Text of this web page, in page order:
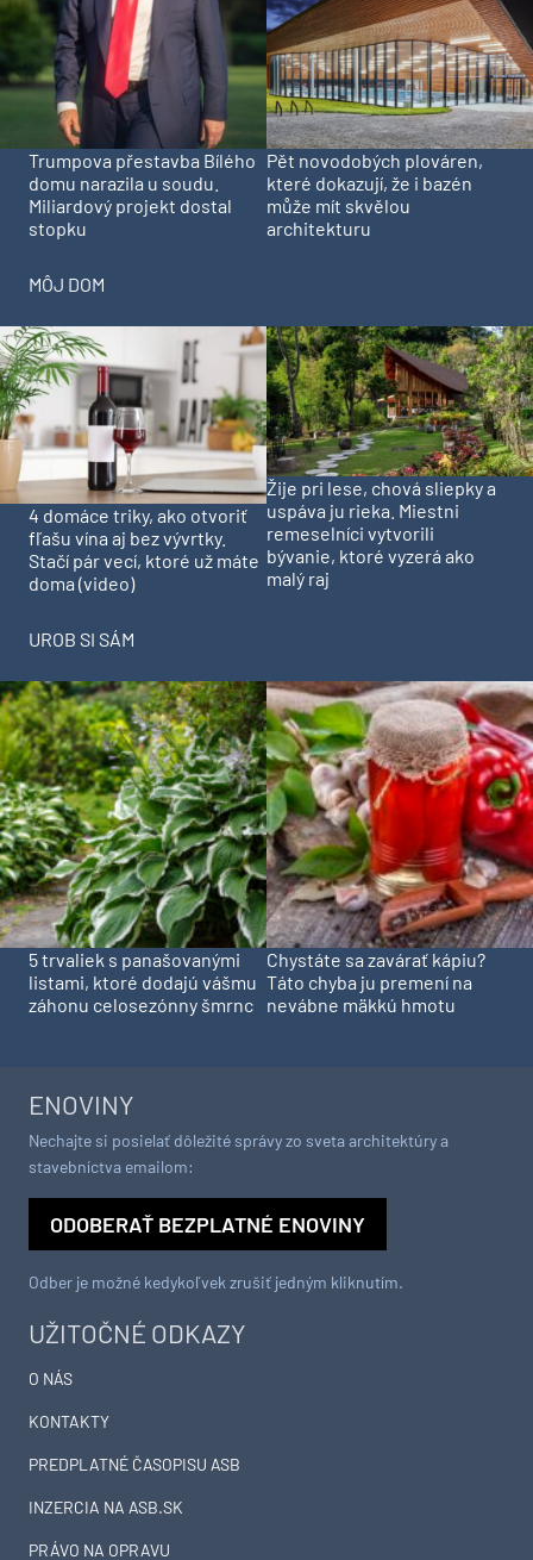
Trumpova přestavba Bílého
domu narazila u soudu.
Miliardový projekt dostal
stopku
Pět novodobých plováren,
které dokazují, že i bazén
může mít skvělou
architekturu
MÔJ DOM
4 domáce triky, ako otvoriť
fľašu vína aj bez vývrtky.
Stačí pár vecí, ktoré už máte
doma (video)
Žije pri lese, chová sliepky a
uspáva ju rieka. Miestni
remeselníci vytvorili
bývanie, ktoré vyzerá ako
malý raj
UROB SI SÁM
5 trvaliek s panašovanými
listami, ktoré dodajú vášmu
záhonu celosezónny šmrnc
Chystáte sa zavárať kápiu?
Táto chyba ju premení na
nevábne mäkkú hmotu
UŽITOČNÉ ODKAZY
O NÁS
KONTAKTY
PREDPLATNÉ ČASOPISU ASB
INZERCIA NA ASB.SK
PRÁVO NA OPRAVU
ENOVINY
Nechajte si posielať dôležité správy zo sveta architektúry a
stavebníctva emailom:
ODOBERAŤ BEZPLATNÉ ENOVINY
Odber je možné kedykoľvek zrušiť jedným kliknutím.